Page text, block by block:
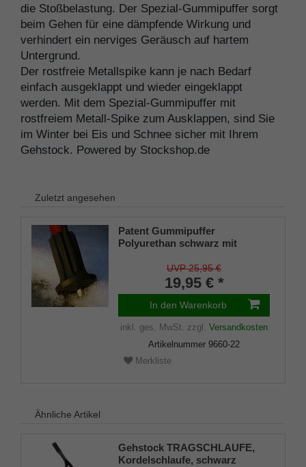
die Stoßbelastung. Der Spezial-Gummipuffer sorgt
beim Gehen für eine dämpfende Wirkung und
verhindert ein nerviges Geräusch auf hartem
Untergrund.
Der rostfreie Metallspike kann je nach Bedarf
einfach ausgeklappt und wieder eingeklappt
werden. Mit dem Spezial-Gummipuffer mit
rostfreiem Metall-Spike zum Ausklappen, sind Sie
im Winter bei Eis und Schnee sicher mit Ihrem
Gehstock. Powered by Stockshop.de
Zuletzt angesehen
Patent Gummipuffer
Polyurethan schwarz mit
Gehstöcke aus Holz und Metall,
flexibler Schaft für
Durchmesser von ca. 17-22 mm
UVP 25,95 €
19,95 € *
In den Warenkorb
inkl. ges. MwSt. zzgl. Versandkosten
Artikelnummer 9660-22
Merkliste
Ähnliche Artikel
Gehstock TRAGSCHLAUFE,
Kordelschlaufe, schwarz